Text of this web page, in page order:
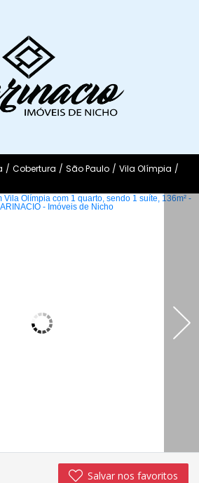
/ Cobertura / São Paulo / Vila Olímpia /
Salvar nos favoritos